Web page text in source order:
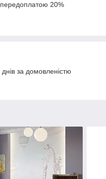
20%
за домовленістю